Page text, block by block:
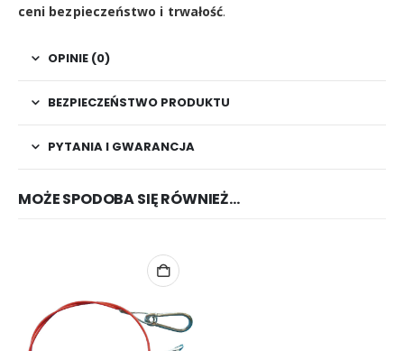
ceni bezpieczeństwo i trwałość.
OPINIE (0)
BEZPIECZEŃSTWO PRODUKTU
PYTANIA I GWARANCJA
MOŻE SPODOBA SIĘ RÓWNIEŻ…